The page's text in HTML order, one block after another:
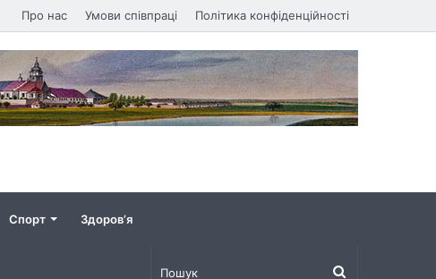
Про нас Умови співпраці Політика конфіденційності
Спорт Здоров’я